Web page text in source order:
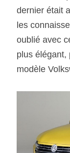
dernier était
les
oublié avec
plus élégant,
modèle